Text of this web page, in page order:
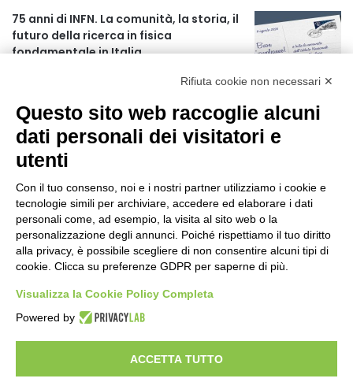
75 anni di INFN. La comunità, la storia, il
futuro della ricerca in fisica
fondamentale in Italia
“La Calabria ti fa compagnia”
3 giorni fa
AIFA: Rapporto OsMed 2025 sull’uso dei
farmaci in Italia
4 giorni fa
Turismo in Calabria: 47 milioni di
investimenti hanno generato un
impatto di 5,8 miliardi in tre anni
Emergenza Caldo: parte il piano
“Reggio fresca e solidale”
4 giorni fa
Rifiuta cookie non necessari ✕
Questo sito web raccoglie alcuni
dati personali dei visitatori e
utenti
Con il tuo consenso, noi e i nostri partner utilizziamo i cookie e
tecnologie simili per archiviare, accedere ed elaborare i dati
personali come, ad esempio, la visita al sito web o la
personalizzazione degli annunci. Poiché rispettiamo il tuo diritto
alla privacy, è possibile scegliere di non consentire alcuni tipi di
cookie. Clicca su preferenze GDPR per saperne di più.
Visualizza la Cookie Policy Completa
Powered by
ACCETTA TUTTO